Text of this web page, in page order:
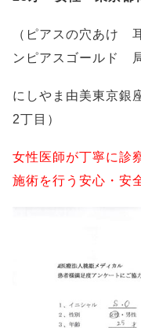
（ピアスの穴あけ
ンピアスゴールド
にしやま由美東京銀
2丁目）
女性医師が丁寧に診
施術を行う安心・安